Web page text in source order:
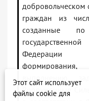
граждан из
созданные
Федерации
выполнению
Вооруженные
Этот сайт использует
файлы cookie для